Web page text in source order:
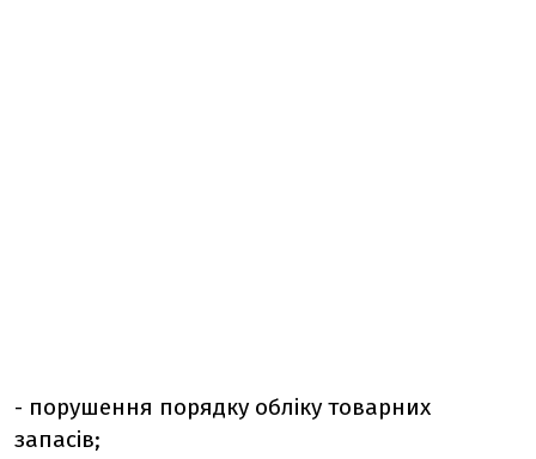
- порушення порядку обліку товарних
запасів;